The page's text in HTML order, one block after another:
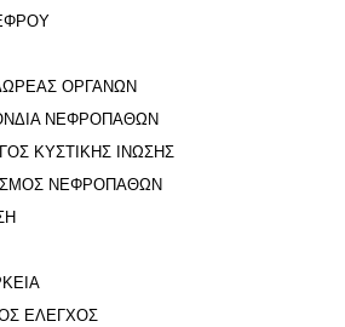
ΟΡΓΑΝΩΝ
ΝΕΦΡΟΠΑΘΩΝ
ΚΥΣΤΙΚΗΣ ΙΝΩΣΗΣ
ΝΕΦΡΟΠΑΘΩΝ
ΕΛΕΓΧΟΣ